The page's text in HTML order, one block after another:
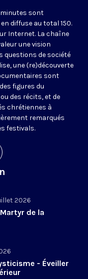
minutes sont
diffuse au total 150.
Internet. La chaîne
une vision
questions de société
une (re)découverte
sont
figures du
des récits, et de
chrétiennes à
remarqués
festivals.
2026
de la
- Éveiller